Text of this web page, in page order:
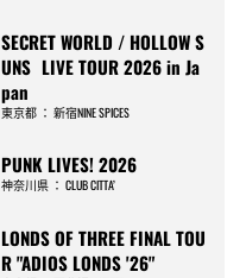
SECRET WORLD / HOLLOW S
UNS LIVE TOUR 2026 in Ja
pan
東京都 ：新宿NINE SPICES
PUNK LIVES! 2026
神奈川県 ：CLUB CITTA’
LONDS OF THREE FINAL TOU
R "ADIOS LONDS '26"